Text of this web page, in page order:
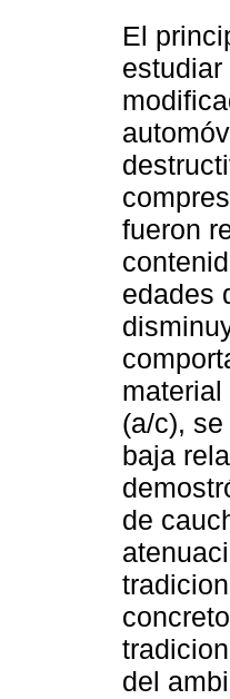
El
fueron
edades
(a/c),
baja
de
del